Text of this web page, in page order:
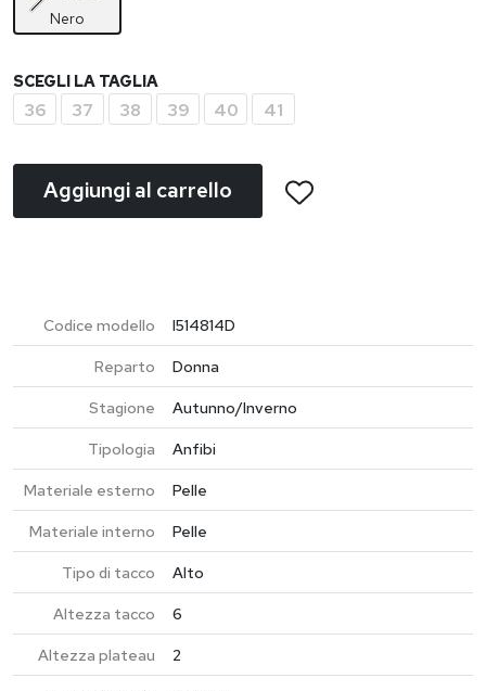
Nero
SCEGLI LA TAGLIA
36 37 38 39 40 41
Aggiungi al carrello
Codice modello
I514814D
Reparto
Donna
Stagione
Autunno/Inverno
Tipologia
Anfibi
Materiale esterno
Pelle
Materiale interno
Pelle
Tipo di tacco
Alto
Altezza tacco
6
Altezza plateau
2